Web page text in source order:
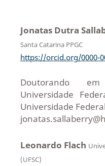
Jonatas Dutra
Santa Catarina PPGC
https://orcid.org/0000-
Doutorando
Universidade
Universidade
Leonardo Flach
(UFSC)